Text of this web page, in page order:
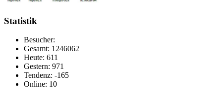
Statistik
Besucher:
Gesamt: 1246062
Heute: 611
Gestern: 971
Tendenz: -165
Online: 10